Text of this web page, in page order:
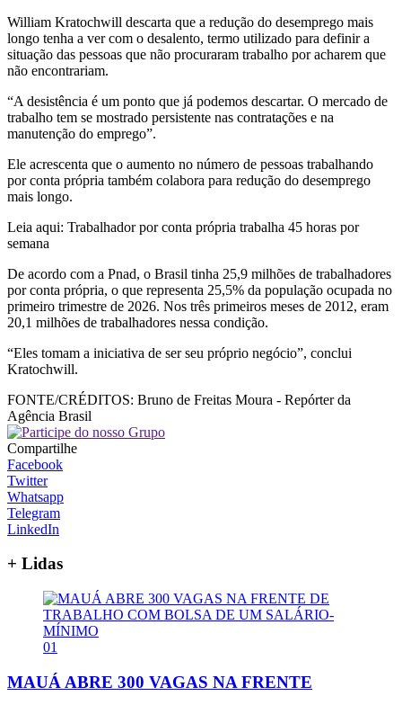
William Kratochwill descarta que a redução do desemprego mais
longo tenha a ver com o desalento, termo utilizado para definir a
situação das pessoas que não procuraram trabalho por acharem que
não encontrariam.
“A desistência é um ponto que já podemos descartar. O mercado de
trabalho tem se mostrado persistente nas contratações e na
manutenção do emprego”.
Ele acrescenta que o aumento no número de pessoas trabalhando
por conta própria também colabora para redução do desemprego
mais longo.
Leia aqui: Trabalhador por conta própria trabalha 45 horas por
semana
De acordo com a Pnad, o Brasil tinha 25,9 milhões de trabalhadores
por conta própria, o que representa 25,5% da população ocupada no
primeiro trimestre de 2026. Nos três primeiros meses de 2012, eram
20,1 milhões de trabalhadores nessa condição.
“Eles tomam a iniciativa de ser seu próprio negócio”, conclui
Kratochwill.
FONTE/CRÉDITOS: Bruno de Freitas Moura - Repórter da
Agência Brasil
Compartilhe
Facebook
Twitter
Whatsapp
Telegram
LinkedIn
+ Lidas
01
MAUÁ ABRE 300 VAGAS NA FRENTE